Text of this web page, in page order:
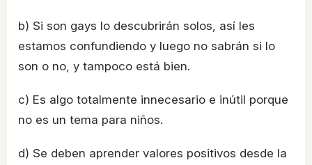
b) Si son gays lo descubrirán solos, así les
estamos confundiendo y luego no sabrán si lo
son o no, y tampoco está bien.
c) Es algo totalmente innecesario e inútil porque
no es un tema para niños.
d) Se deben aprender valores positivos desde la